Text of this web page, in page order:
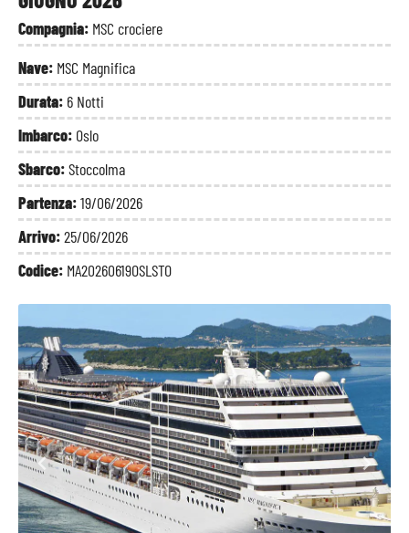
Compagnia: MSC crociere
Nave: MSC Magnifica
Durata: 6 Notti
Imbarco: Oslo
Sbarco:Stoccolma
Partenza:19/06/2026
Arrivo:25/06/2026
Codice: MA20260619OSLSTO